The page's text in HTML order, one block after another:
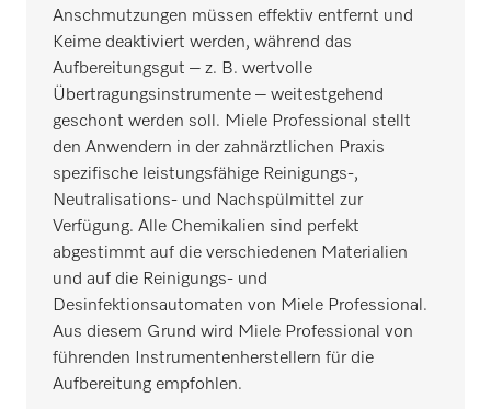
Anschmutzungen müssen effektiv entfernt und
Keime deaktiviert werden, während das
Aufbereitungsgut – z. B. wertvolle
Übertragungsinstrumente – weitestgehend
geschont werden soll. Miele Professional stellt
den Anwendern in der zahnärztlichen Praxis
spezifische leistungsfähige Reinigungs-,
Neutralisations- und Nachspülmittel zur
Verfügung. Alle Chemikalien sind perfekt
abgestimmt auf die verschiedenen Materialien
und auf die Reinigungs- und
Desinfektionsautomaten von Miele Professional.
Aus diesem Grund wird Miele Professional von
führenden Instrumentenherstellern für die
Aufbereitung empfohlen.